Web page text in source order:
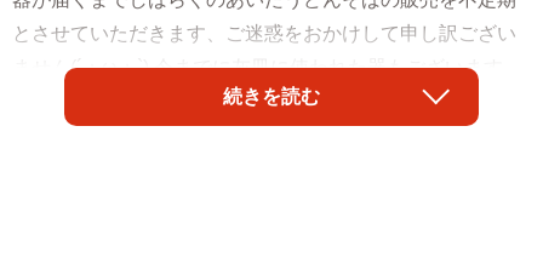
とさせていただきます、ご迷惑をおかけして申し訳ござい
ません(´；ω；`) 今までに灰皿に使われた器もございます、
破棄です、こちらの方が効きました。
続きを読む